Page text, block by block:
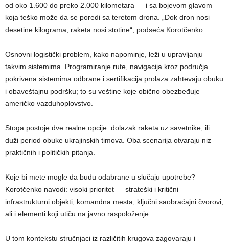
od oko 1.600 do preko 2.000 kilometara — i sa bojevom glavom
koja teško može da se poredi sa teretom drona. „Dok dron nosi
desetine kilograma, raketa nosi stotine“, podseća Korotčenko.
Osnovni logistički problem, kako napominje, leži u upravljanju
takvim sistemima. Programiranje rute, navigacija kroz područja
pokrivena sistemima odbrane i sertifikacija prolaza zahtevaju obuku
i obaveštajnu podršku; to su veštine koje obično obezbeđuje
američko vazduhoplovstvo.
Stoga postoje dve realne opcije: dolazak raketa uz savetnike, ili
duži period obuke ukrajinskih timova. Oba scenarija otvaraju niz
praktičnih i političkih pitanja.
Koje bi mete mogle da budu odabrane u slučaju upotrebe?
Korotčenko navodi: visoki prioritet — strateški i kritični
infrastrukturni objekti, komandna mesta, ključni saobraćajni čvorovi;
ali i elementi koji utiču na javno raspoloženje.
U tom kontekstu stručnjaci iz različitih krugova zagovaraju i